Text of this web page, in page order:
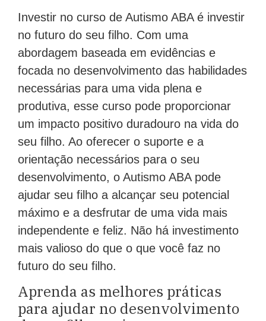
Investir no curso de Autismo ABA é investir
no futuro do seu filho. Com uma
abordagem baseada em evidências e
focada no desenvolvimento das habilidades
necessárias para uma vida plena e
produtiva, esse curso pode proporcionar
um impacto positivo duradouro na vida do
seu filho. Ao oferecer o suporte e a
orientação necessários para o seu
desenvolvimento, o Autismo ABA pode
ajudar seu filho a alcançar seu potencial
máximo e a desfrutar de uma vida mais
independente e feliz. Não há investimento
mais valioso do que o que você faz no
futuro do seu filho.
Aprenda as melhores práticas
para ajudar no desenvolvimento